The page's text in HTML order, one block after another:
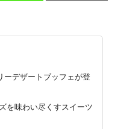
ーデザートブッフェが登
を味わい尽くすスイーツ